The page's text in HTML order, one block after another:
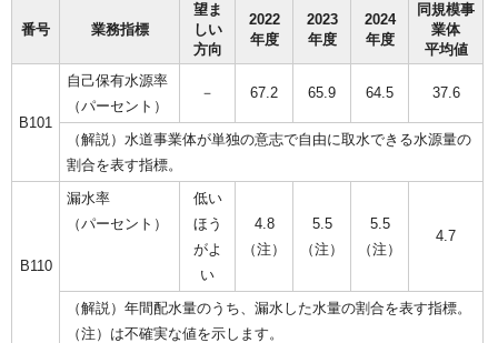
番号 業務指標
望ま
しい
方向
2022
年度
2023
年度
2024
年度
同規模事
業体
平均値
B101
自己保有水源率
（パーセント）
－ 67.2 65.9 64.5 37.6
（解説）水道事業体が単独の意志で自由に取水できる水源量の
割合を表す指標。
B110
漏水率
（パーセント）
低い
ほう
がよ
い
4.8
（注）
5.5
（注）
5.5
（注）
4.7
（解説）年間配水量のうち、漏水した水量の割合を表す指標。
（注）は不確実な値を示します。